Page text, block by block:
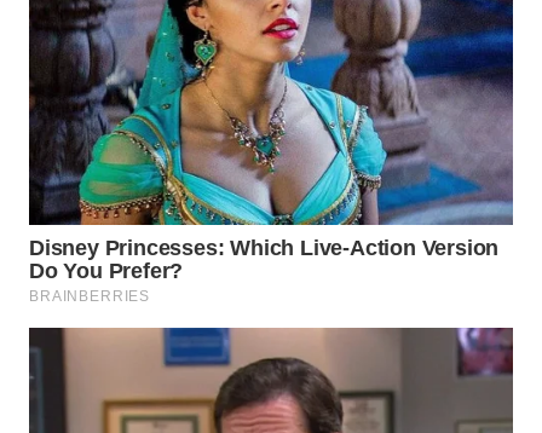
TOBA
WN
NIAS
WN
LANGKAT
WN
TAPANULI
TANJUNG